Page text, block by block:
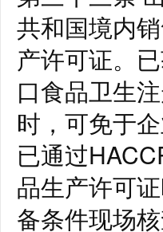
共和国境内
产许可证。
口食品卫生
时，可免于
已通过
品生产许可
备条件现场核